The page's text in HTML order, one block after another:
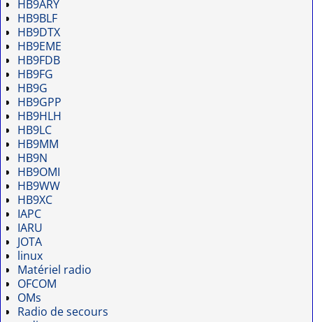
HB9ARY
HB9BLF
HB9DTX
HB9EME
HB9FDB
HB9FG
HB9G
HB9GPP
HB9HLH
HB9LC
HB9MM
HB9N
HB9OMI
HB9WW
HB9XC
IAPC
IARU
JOTA
linux
Matériel radio
OFCOM
OMs
Radio de secours